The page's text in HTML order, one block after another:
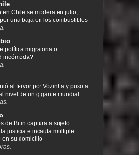
en Chile se modera en julio,
una baja en los combustibles
política migratoria o
incómoda?
al fervor por Vozinha y puso a
nivel de un gigante mundial
de Buin captura a sujeto
justicia e incauta múltiple
en su domicilio